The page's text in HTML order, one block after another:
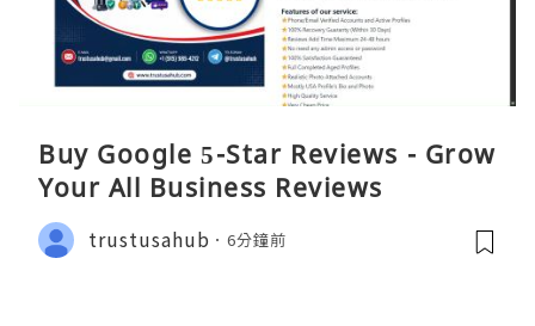
Buy Google 5-Star Reviews - Grow
Your All Business Reviews
trustusahub 6分鐘前